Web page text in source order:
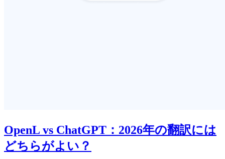
OpenL vs ChatGPT：2026年の翻訳には
どちらがよい？